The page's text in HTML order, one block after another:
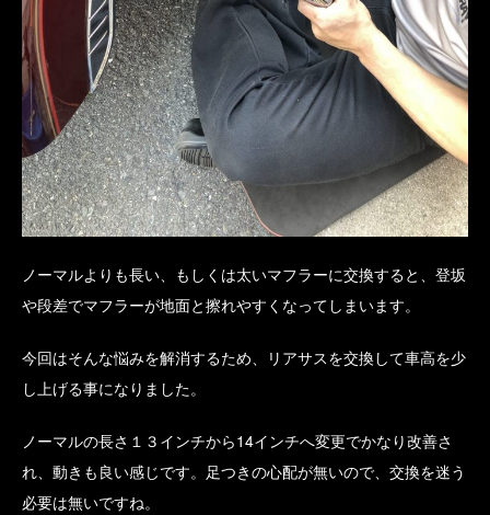
ノーマルよりも長い、もしくは太いマフラーに交換すると、登坂
や段差でマフラーが地面と擦れやすくなってしまいます。
今回はそんな悩みを解消するため、リアサスを交換して車高を少
し上げる事になりました。
ノーマルの長さ１３インチから14インチへ変更でかなり改善さ
れ、動きも良い感じです。足つきの心配が無いので、交換を迷う
必要は無いですね。